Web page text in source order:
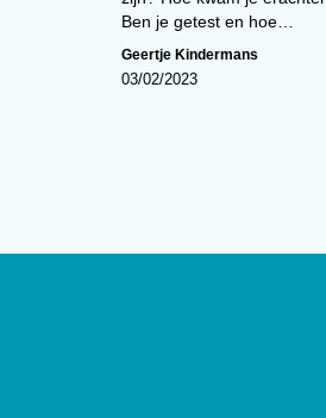
Ben je getest en hoe…
Geertje Kindermans
03/02/2023